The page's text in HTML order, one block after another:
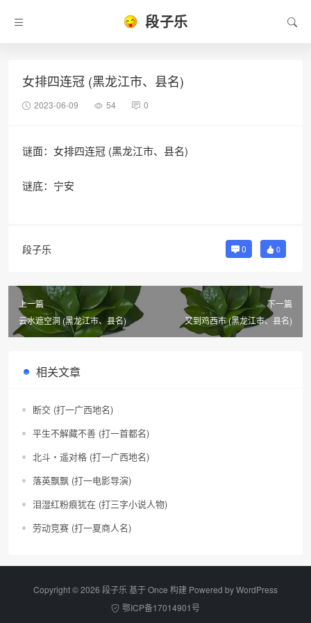
段子乐
女排四连冠 (黑龙江市、县名)
2023-06-09 54 0
谜面：女排四连冠 (黑龙江市、县名)
谜底：宁安
段子乐 0 0
上一篇
云水遮空洞 (黑龙江市、县名)
下一篇
又到鸡西市 (黑龙江市、县名)
相关文章
断交 (打一广西地名)
平生不解藏不善 (打一首都名)
北斗・遥对格 (打一广西地名)
落英飘飘 (打一电影导演)
泪湿红粉痕犹在 (打三字小说人物)
劳动竞赛 (打一夏商人名)
Copyright © 2026 段子乐 基于 Once 构建 Powered byWordPress
鄂ICP备17014901号